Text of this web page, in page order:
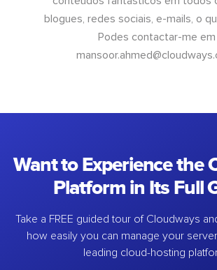
blogues, redes sociais, e-mails, o
Podes contactar-me em
Want to Experience the
Platform in Its Full
Take a FREE guided tour of Cloudways
how easily you can manage your
leading cloud-hosting